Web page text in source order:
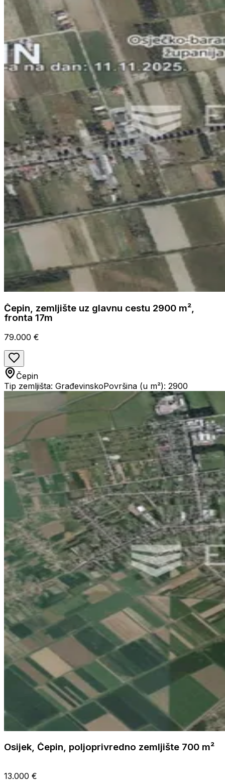
Čepin, zemljište uz glavnu cestu 2900 m²,
fronta 17m
79.000 €
Čepin
Tip zemljišta: GrađevinskoPovršina (u m²): 2900
Osijek, Čepin, poljoprivredno zemljište 700 m²
13.000 €